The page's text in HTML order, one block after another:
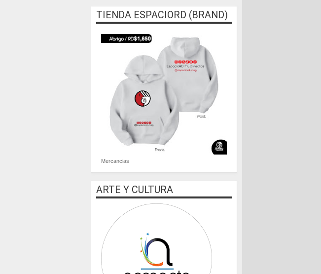
TIENDA ESPACIORD (BRAND)
Mercancias
ARTE Y CULTURA